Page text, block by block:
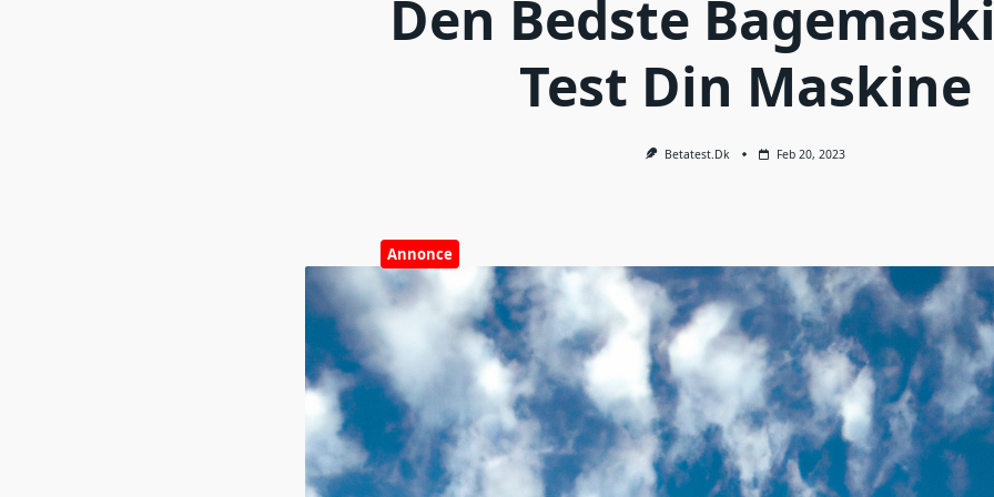
Den Bedste
Test Din Maskine
Betatest.dk Feb 20, 2023
Annonce